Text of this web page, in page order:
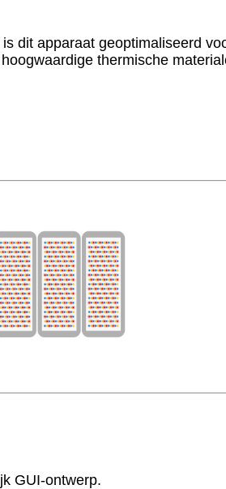
dit apparaat geoptimaliseerd
thermische
GUI-ontwerp.